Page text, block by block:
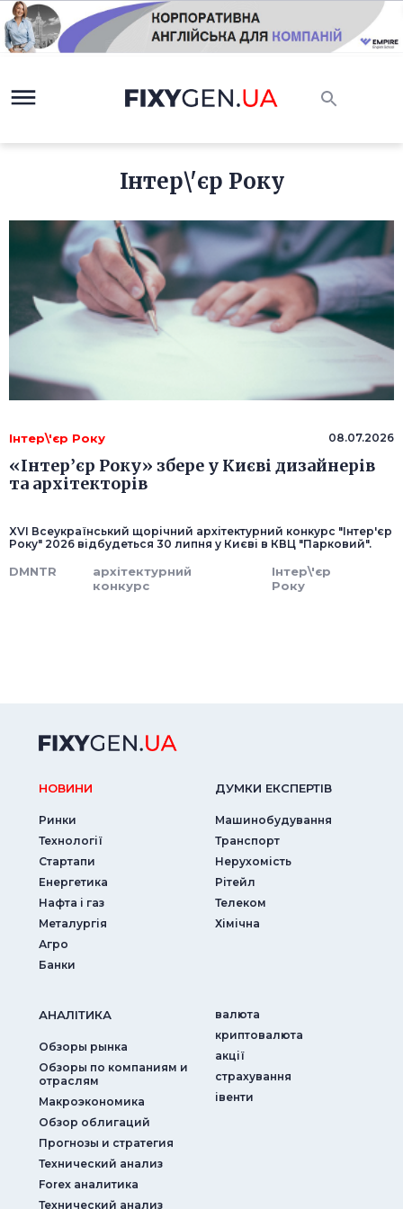
Інтер\'єр Року
Інтер\'єр Року 08.07.2026
«Інтер’єр Року» збере у Києві дизайнерів
та архітекторів
XVI Всеукраїнський щорічний архітектурний конкурс "Інтер'єр
Року" 2026 відбудеться 30 липня у Києві в КВЦ "Парковий".
DMNTR
архітектурний
конкурс
Інтер\'єр
Року
НОВИНИ
Ринки
Технології
Стартапи
Енергетика
Нафта і газ
Металургія
Агро
Банки
ДУМКИ ЕКСПЕРТIВ
Машинобудування
Транспорт
Нерухомість
Рітейл
Телеком
Хімічна
АНАЛIТИКА
Обзоры рынка
Обзоры по компаниям и
отраслям
Макроэкономика
Обзор облигаций
Прогнозы и стратегия
Технический анализ
Forex аналитика
Технический анализ
валюта
криптовалюта
акції
страхування
iвенти